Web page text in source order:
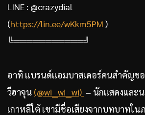
LINE : @crazydial
(https://lin.ee/wKkm5PM )
╚═══════════╝
อาทิ แบรนด์แอมบาสเดอร์คนสำคัญขอ
วีฮาจุน (@wi__wi__wi) – นักแสดงและ
เกาหลีใต้ เขามีชื่อเสียงจากบทบาทใ